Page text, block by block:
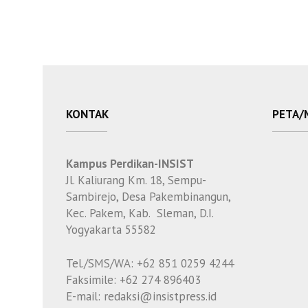
KONTAK
Kampus Perdikan-INSIST
Jl. Kaliurang Km. 18, Sempu-
Sambirejo, Desa Pakembinangun,
Kec. Pakem, Kab. Sleman, D.I.
Yogyakarta 55582
Tel./SMS/WA: +62 851 0259 4244
Faksimile: +62 274 896403
E-mail: redaksi@insistpress.id
PETA/